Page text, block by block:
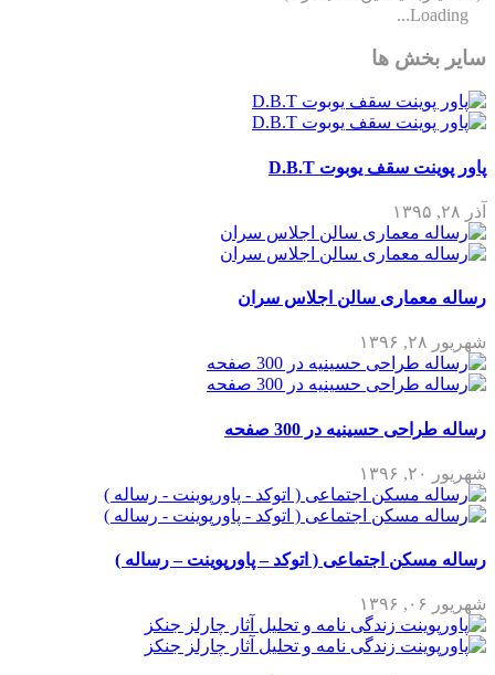
Loading...
سایر بخش ها
پاور پوینت سقف یوبوت D.B.T
آذر ۲۸, ۱۳۹۵
رساله معماری سالن اجلاس سران
شهریور ۲۸, ۱۳۹۶
رساله طراحی حسینیه در 300 صفحه
شهریور ۲۰, ۱۳۹۶
رساله مسکن اجتماعی ( اتوکد – پاورپوینت – رساله )
شهریور ۰۶, ۱۳۹۶